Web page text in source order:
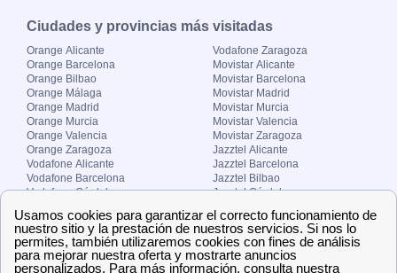
Ciudades y provincias más visitadas
Orange Alicante
Orange Barcelona
Orange Bilbao
Orange Málaga
Orange Madrid
Orange Murcia
Orange Valencia
Orange Zaragoza
Vodafone Alicante
Vodafone Barcelona
Vodafone Córdoba
Vodafone Madrid
Vodafone Murcia
Vodafone Valencia
Vodafone Zaragoza
Movistar Alicante
Movistar Barcelona
Movistar Madrid
Movistar Murcia
Movistar Valencia
Movistar Zaragoza
Jazztel Alicante
Jazztel Barcelona
Jazztel Bilbao
Jazztel Córdoba
Jazztel Málaga
Jazztel Valencia
Jazztel Zaragoza